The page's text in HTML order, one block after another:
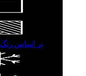
بر اساس رنگ